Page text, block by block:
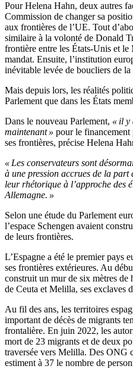
Pour Helena Hahn, deux autres
Commission de changer sa
aux frontières de l’UE. Tout
similaire à la volonté de Donald
frontière entre les États-Unis et
mandat. Ensuite, l’institution
inévitable levée de boucliers de la
Mais depuis lors, les réalités
Parlement que dans les États
Dans le nouveau Parlement, « il y
maintenant » pour le financement
ses frontières, précise Helena
« Les conservateurs sont
à une pression accrues de la part
leur rhétorique à l’approche des
Allemagne. »
Selon une étude du Parlement
l’espace Schengen avaient
de leurs frontières.
L’Espagne a été le premier pays
ses frontières extérieures. Au
construit un mur de six mètres de
de Ceuta et Melilla, ses exclaves
Au fil des ans, les territoires
important de décès de migrants
frontalière. En juin 2022, les
mort de 23 migrants et de deux
traversée vers Melilla. Des ONG
estiment à 37 le nombre de